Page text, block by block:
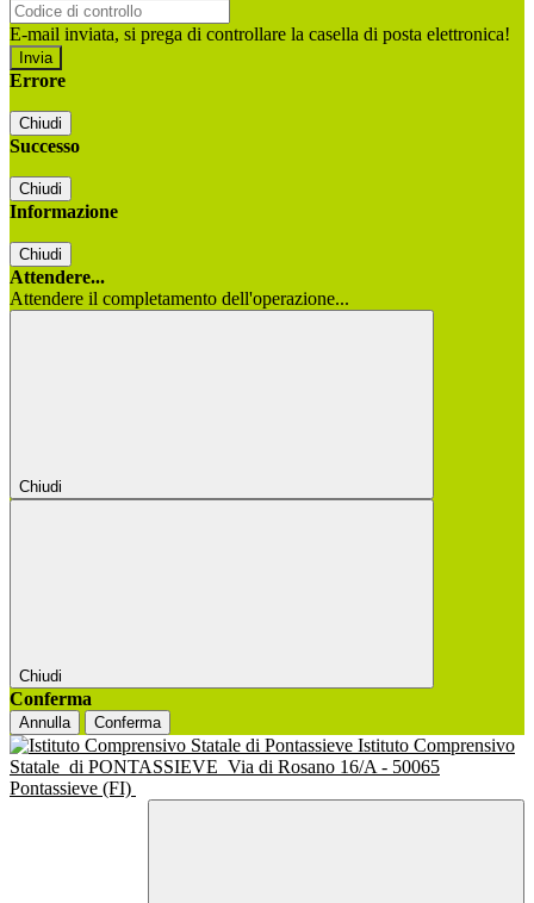
E-mail inviata, si prega di controllare la casella di posta elettronica!
Errore
Chiudi
Successo
Chiudi
Informazione
Chiudi
Attendere...
Attendere il completamento dell'operazione...
Chiudi
Chiudi
Conferma
Annulla Conferma
Istituto Comprensivo
Statale di PONTASSIEVE Via di Rosano 16/A - 50065
Pontassieve (FI)